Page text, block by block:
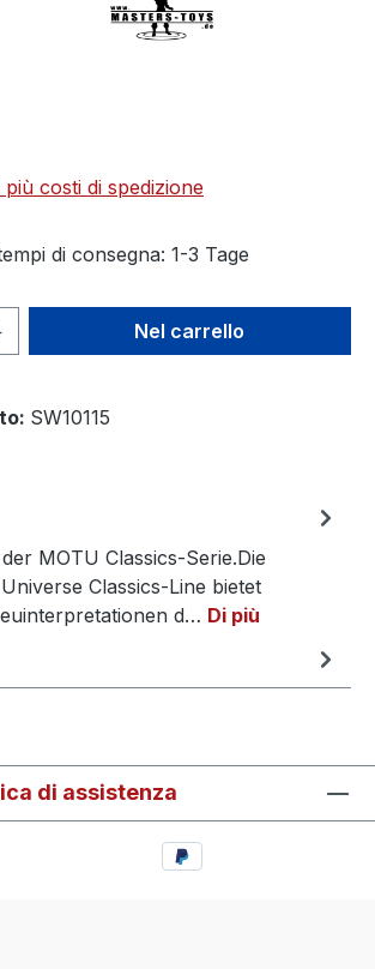
costi di spedizione
di consegna: 1-3 Tage
prodotto: inserisci la
Nel carrello
SW10115
MOTU Classics-Serie.Die
Classics-Line bietet
d… Di più
di assistenza